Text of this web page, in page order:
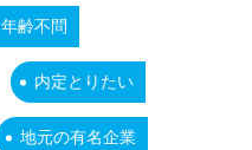
年齢不問
内定とりたい
地元の有名企業